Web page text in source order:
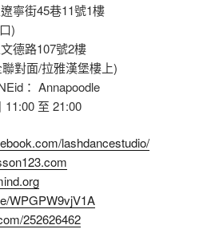
寧街45巷11號1樓
)
德路107號2樓
對面/拉雅漢堡樓上)
： Annapoodle
至 21:00
lashdancestudio/
WPGPW9vjV1A
252626462